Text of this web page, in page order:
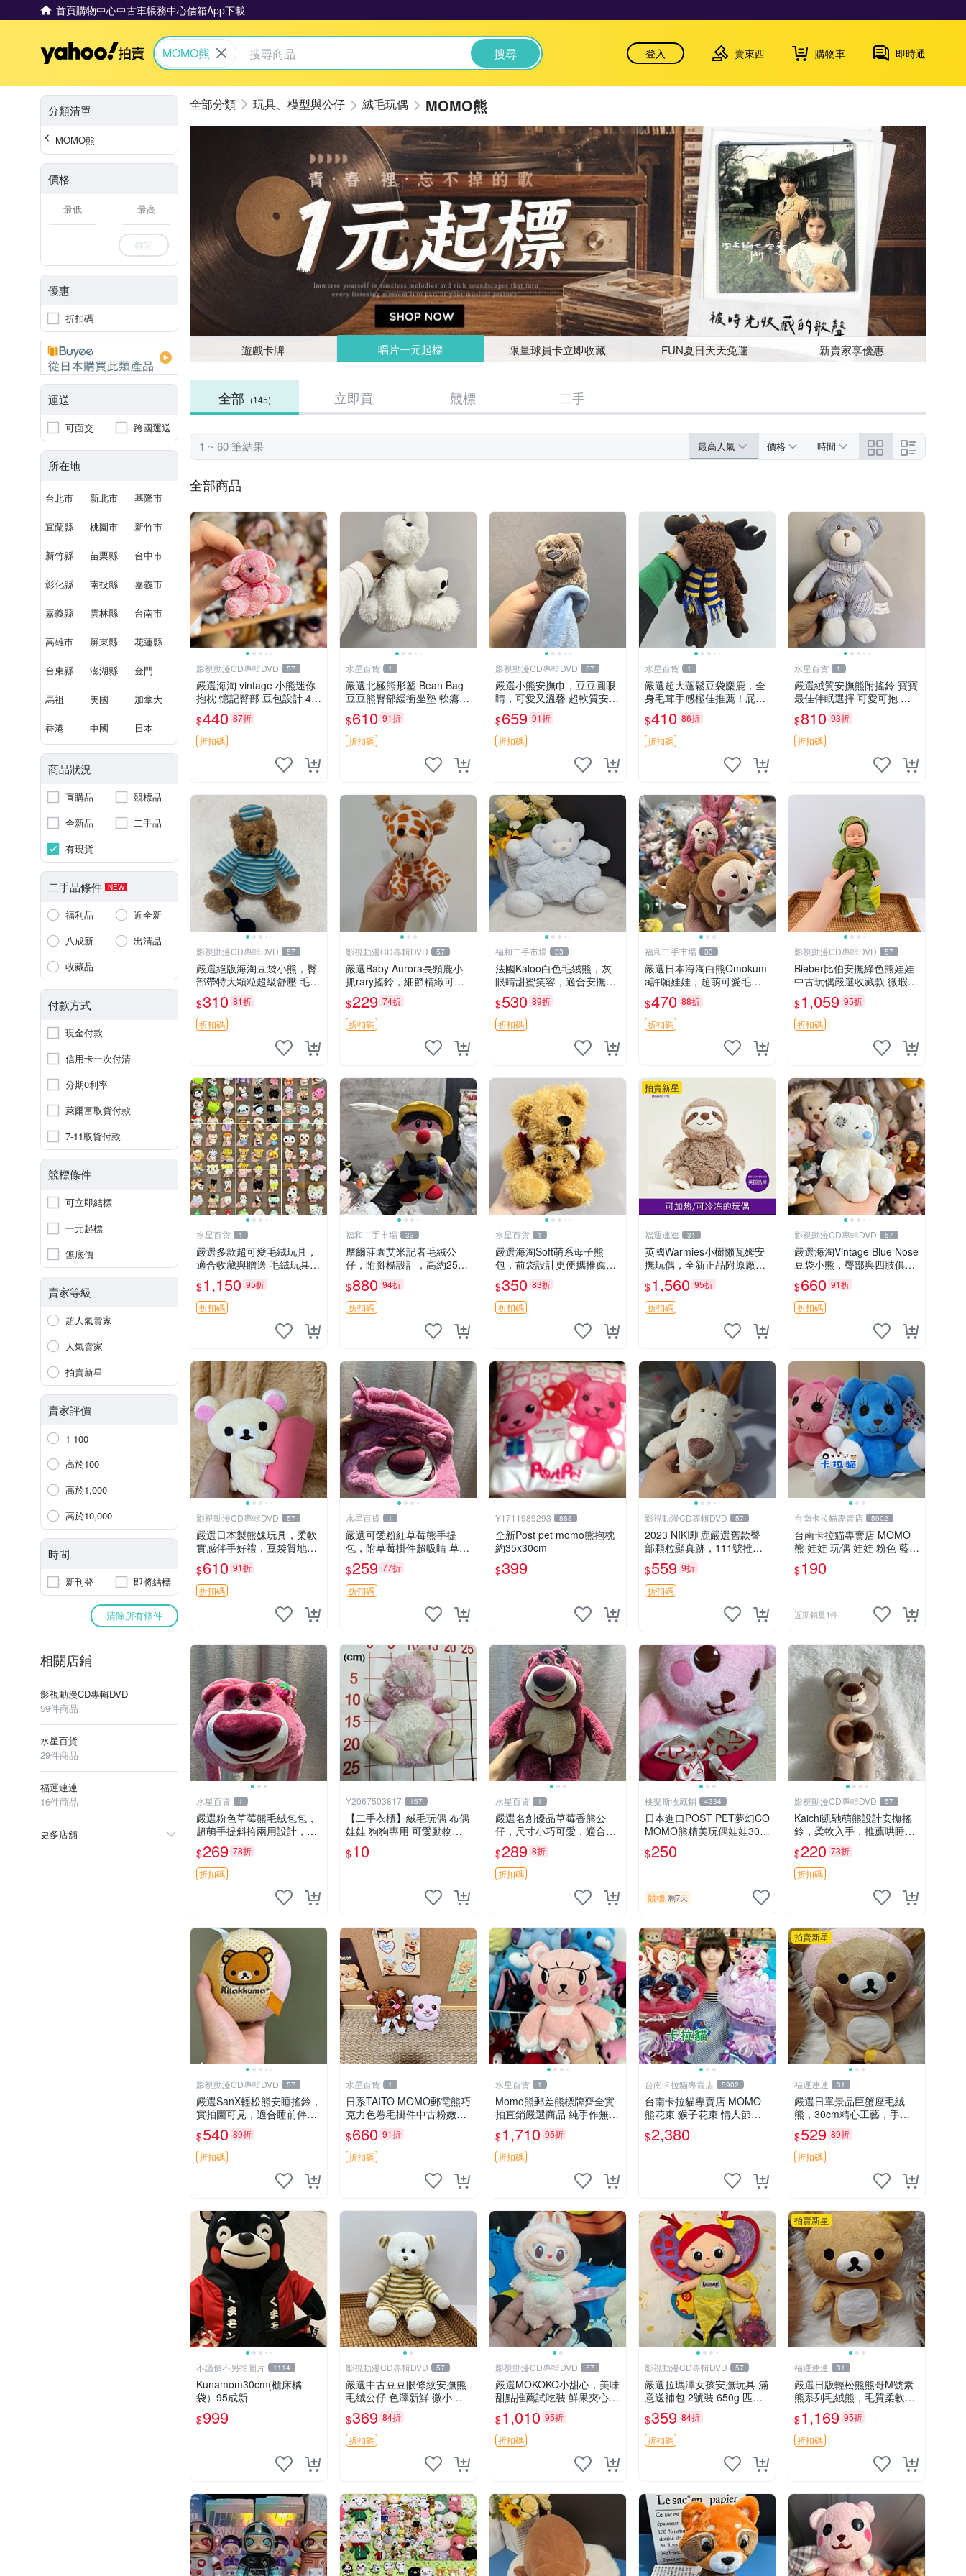
首頁購物中心中古車帳務中心信箱App下載
Yahoo拍賣
MOMO熊 搜尋 登入 賣東西 購物車 即時通
分類清單
MOMO熊
價格
-
確定
優惠
折扣碼
運送
可面交 跨國運送
所在地
台北市 新北市 基隆市
宜蘭縣 桃園市 新竹市
新竹縣 苗栗縣 台中市
彰化縣 南投縣 嘉義市
嘉義縣 雲林縣 台南市
高雄市 屏東縣 花蓮縣
台東縣 澎湖縣 金門
馬祖 美國 加拿大
香港 中國 日本
商品狀況
直購品
競標品
全新品
二手品
有現貨
二手品條件 NEW
福利品
近全新
八成新
出清品
收藏品
付款方式
現金付款
信用卡一次付清
分期0利率
萊爾富取貨付款
7-11取貨付款
競標條件
可立即結標
一元起標
無底價
賣家等級
超人氣賣家
人氣賣家
拍賣新星
賣家評價
1-100
高於100
高於1,000
高於10,000
時間
新刊登 即將結標
清除所有條件
相關店鋪
影視動漫CD專輯DVD
59件商品
水星百貨
29件商品
福運連連
16件商品
更多店舖
玩具、模型與公仔 絨毛玩偶 MOMO熊
遊戲卡牌 唱片一元起標 限量球員卡立即收藏 FUN夏日天天免運 新賣家享優惠
全部 (145) 立即買 競標 二手
1 ~ 60 筆結果 最高人氣 價格 時間
全部商品
影視動漫CD專輯DVD 57
嚴選海淘 vintage 小熊迷你
抱枕 憶記臀部 豆包設計 4c
m 高 推薦收藏 迷你豆包小
熊、高臀部、豆袋抱枕
$440 87折
折扣碼
水星百貨 1
嚴選北極熊形塑 Bean Bag
豆豆熊臀部緩衝坐墊 軟癟癟
舒壓設計 保暖又實用 適合
久坐放松 推薦居家使用 RU
SS系列 豆豆熊屁屁坐墊 3D
顆粒結構
$610 91折
折扣碼
影視動漫CD專輯DVD 57
嚴選小熊安撫巾，豆豆圓眼
睛，可愛又溫馨 超軟質安撫
巾，豆豆設計，哄睡好幫手
約克豆豆眼安撫巾 數碼豆豆
眼
$659 91折
折扣碼
水星百貨 1
嚴選超大蓬鬆豆袋麋鹿，全
身毛茸手感極佳推薦！屁股
與四肢填充均勻，適合收藏
與孩童共賞。 麋鹿 豆袋 毛
茸玩具
$410 86折
折扣碼
水星百貨 1
嚴選絨質安撫熊附搖鈴 寶寶
最佳伴眠選擇 可愛可抱 絨
毛玩具 安撫熊 嬰兒用
$810 93折
折扣碼
影視動漫CD專輯DVD 57
嚴選絕版海淘豆袋小熊，臀
部帶特大顆粒超級舒壓 毛毛
摸起來格外順滑適合收藏 10
0%棉質 豆袋枕 豆袋、抱
枕、小熊
$310 81折
折扣碼
影視動漫CD專輯DVD 57
嚴選Baby Aurora長頸鹿小
抓rary搖鈴，細節精緻可聆
聽清脆鈴音 軟萌可愛 定制
紀念 金屬搖鈴 新手媽咪推
薦 長頸鹿 抓rary 搖鈴
$229 74折
折扣碼
福和二手市場 33
法國Kaloo白色毛絨熊，灰
眼睛甜蜜笑容，適合安撫逗
趣可愛，柔軟面料手感佳。
14 白色安撫熊 毛絨玩具 寶
寶逗樂具
$530 89折
折扣碼
福和二手市場 33
嚴選日本海淘白熊Omokum
a許願娃娃，超萌可愛毛絨
公仔推薦收藏 白熊 Omoku
ma 毛絨玩具 偽裝娃娃 玩具
擺飾
$470 88折
折扣碼
影視動漫CD專輯DVD 57
Bieber比伯安撫綠色熊娃娃
中古玩偶嚴選收藏款 微瑕輕
度使用 Bieber綠熊娃娃 中
古玩偶 微瑕
$1,059 95折
折扣碼
水星百貨 1
嚴選多款超可愛毛絨玩具，
適合收藏與贈送 毛絨玩具、
抱枕、公仔
$1,150 95折
折扣碼
福和二手市場 33
摩爾莊園艾米記者毛絨公
仔，附腳標設計，高約25公
分，全新未拆封，限量珍
藏。艾米記者 毛絨公仔 超
萌玩偶
$880 94折
折扣碼
水星百貨 1
嚴選海淘Soft萌系母子熊
包，前袋設計更便攜推薦收
藏 母子熊 軟綿綿 包包
$350 83折
折扣碼
拍賣新星
福運連連 31
英國Warmies小樹懶瓦姆安
撫玩偶，全新正品附原廠吊
牌與防塵袋，內藏薰衣草可
加熱，適合各個年齡層，冷
暖兩用享受抱抱樂趣，不容
錯過嚴選好物 溫暖 冷感
$1,560 95折
折扣碼
影視動漫CD專輯DVD 57
嚴選海淘Vintage Blue Nose
豆袋小熊，臀部與四肢俱
全，坐高11公分，附原盒與
吊牌收藏。藍鼻子小熊，值
得擁有 玩具 憶熊
$660 91折
折扣碼
影視動漫CD專輯DVD 57
嚴選日本製熊妹玩具，柔軟
實感伴手好禮，豆袋質地手
感佳，抱枕小熊 recom 推薦
白色豆袋 玩具
$610 91折
折扣碼
水星百貨 1
嚴選可愛粉紅草莓熊手提
包，附草莓掛件超吸睛 草莓
熊手提包 草莓掛件 可愛port
unese
$259 77折
折扣碼
Y1711989293 883
全新Post pet momo熊抱枕
約35x30cm
$399
影視動漫CD專輯DVD 57
2023 NIKI馴鹿嚴選舊款臀
部顆粒顯真跡，111號推薦
珍藏品 馴鹿 舊款 尾巴顆粒
$559 9折
折扣碼
台南卡拉貓專賣店 5902
台南卡拉貓專賣店 MOMO
熊 娃娃 玩偶 娃娃 粉色 藍色
2色分售
$190
近期銷量1件
水星百貨 1
嚴選粉色草莓熊毛絨包包，
超萌手提斜挎兩用設計，成
色上佳容量大 粉紅草莓 毛
絨包 超大容量
$269 78折
折扣碼
Y2067503817 167
【二手衣櫃】絨毛玩偶 布偶
娃娃 狗狗專用 可愛動物系
列 耐咬耐磨玩具 玩偶 粉紅
熊寵物玩具 1120929
$10
水星百貨 1
嚴選名創優品草莓香熊公
仔，尺寸小巧可愛，適合收
藏賞玩 30cm 玩具 公仔 草
莓熊
$289 8折
折扣碼
桃樂斯收藏鋪 4334
日本進口POST PET夢幻CO
MOMO熊精美玩偶娃娃30c
m
$250
競標 剩7天
影視動漫CD專輯DVD 57
Kaichi凱馳萌熊設計安撫搖
鈴，柔軟入手，推薦哄睡好
選擇 熊公仔 安撫玩具 喂食
環
$220 73折
折扣碼
影視動漫CD專輯DVD 57
嚴選SanX輕松熊安睡搖鈴，
實拍圖可見，適合睡前伴
侶， Picks安撫好物 0325
懸吊 電腦
$540 89折
折扣碼
水星百貨 1
日系TAITO MOMO郵電熊巧
克力色卷毛掛件中古粉嫩玩
偶微瑕推薦 postpet momo
郵電熊 中古玩偶
$660 91折
折扣碼
水星百貨 1
Momo熊郵差熊標牌齊全實
拍直銷嚴選商品 純手作無修
圖可收藏 郵差熊 Momo熊
標牌 商品
$1,710 95折
折扣碼
台南卡拉貓專賣店 5902
台南卡拉貓專賣店 MOMO
熊花束 猴子花束 情人節禮
物 二選一 可繡字 可今天寄
明天到
$2,380
拍賣新星
福運連連 31
嚴選日單景品巨蟹座毛絨
熊，30cm精心工藝，手感
軟糯推薦收藏送人 巨蟹座
毛絨玩具 精緻做工
$529 89折
折扣碼
不議價不另拍圖片 1114
Kunamom30cm(櫃床橘
袋）95成新
$999
影視動漫CD專輯DVD 57
嚴選中古豆豆眼條紋安撫熊
毛絨公仔 色澤新鮮 微小瑕
疵可收藏 中古 安撫熊 條紋
公仔
$369 84折
折扣碼
影視動漫CD專輯DVD 57
嚴選MOKOKO小甜心，美味
甜點推薦試吃裝 鮮果夾心糖
果，甜蜜滋味享不停 薄荷草
莓 奶油心 60粒 mini小甜心
糖果，水果味夾心零食裝 心
形糖果 60
$1,010 95折
折扣碼
影視動漫CD專輯DVD 57
嚴選拉瑪澤女孩安撫玩具 滿
意送補包 2號裝 650g 匹配
嬰幼童舒壓好伴侶 女孩專用
安心選擇 安撫玩偶 衝包 玩
具
$359 84折
折扣碼
拍賣新星
福運連連 31
嚴選日版輕松熊熊哥M號素
熊系列毛絨熊，毛質柔軟，
精緻可愛，尺寸35cm，保
存狀態優異。收藏或贈送皆
為佳選。 中古 毛絨熊 毛玩
偶
$1,169 95折
折扣碼